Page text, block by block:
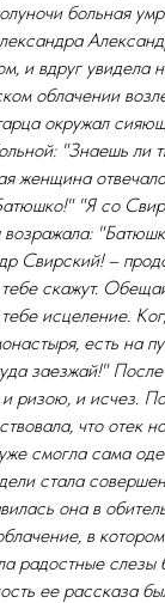
больная
и вдруг увидела
облачении
окружал
"Знаешь ли
женщина
"Я со
возражала:
Свирский! –
скажут.
исцеление.
есть на
заезжай!"
ризою, и исчез.
что отек
смогла сама
стала
она в
в
радостные слезы
ее рассказа